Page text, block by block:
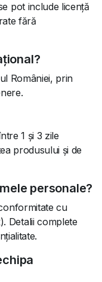
pot include licență
fără
României, prin
1 și 3 zile
produsului și de
personale?
cu
Detalii complete